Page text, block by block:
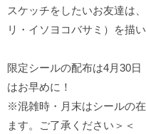
スケッチをしたいお友達は
リ・イソヨコバサミ）を描い
限定シールの配布は4月30
はお早めに！
※混雑時・月末はシールの
ます。ご了承ください＞＜